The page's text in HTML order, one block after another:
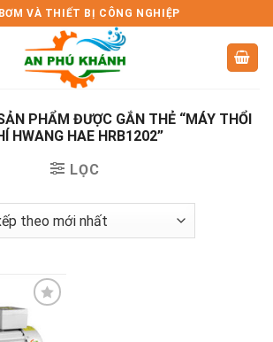
VÀ THIẾT BỊ CÔNG NGHIỆP
PHẨM ĐƯỢC GẮN THẺ “MÁY THỔI
HWANG HAE HRB1202”
LỌC